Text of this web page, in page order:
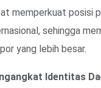
memperkuat posisi
sehingga
yang lebih besar.
Identitas